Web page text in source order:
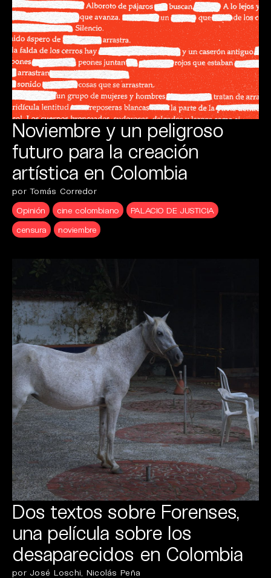
Noviembre y un peligroso
futuro para la creación
artística en Colombia
por Tomás Corredor
Opinión
cine colombiano
PALACIO DE JUSTICIA
censura
noviembre
Dos textos sobre Forenses,
una película sobre los
desaparecidos en Colombia
por José Loschi, Nicolás Peña